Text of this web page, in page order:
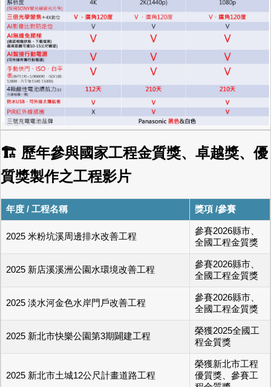
🏗 歷年參與國家工程金質獎、卓越獎、優
質獎製作之工程影片
年度 / 工程名稱 獎項 /參賽
2025 米粉坑溪周邊排水改善工程
參賽2026縣市、
全國工程金質獎
2025 新店溪溪洲公園水環境改善工程
參賽2026縣市、
全國工程金質獎
2025 淡水河金色水岸門戶改善工程
參賽2026縣市、
全國工程金質獎
2025 新北市快樂公園第3期闢建工程
榮獲2025全國工
程金質獎
2025 新北市土城12公尺計畫道路工程
榮獲新北市工程
優質獎、參賽工